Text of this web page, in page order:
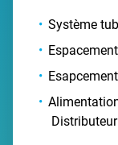
Système